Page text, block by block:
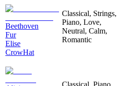
Beethoven
Fur
Elise
CrowHat
Classical, Strings,
Piano, Love,
Neutral, Calm,
Romantic
Classical, Piano,